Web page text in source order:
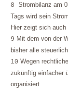
8Strombilanz am
Tags wird sein
Hier zeigt sich
9 Mit dem von der
bisher alle
10 Wegen
zukünftig einfacher
organisiert